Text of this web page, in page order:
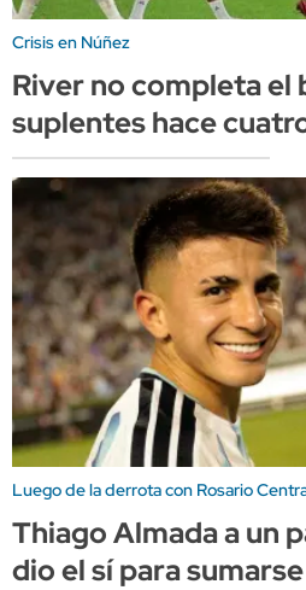
Crisis en Núñez
River no completa el
suplentes hace
Luego de la derrota con Rosario
Thiago Almada a un
dio el sí para